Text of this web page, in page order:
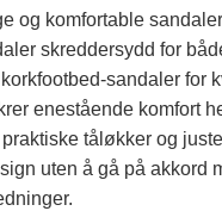
og komfortable
skreddersydd for
sandaler for
enestående komfort
tåløkker og
uten å gå på akkord